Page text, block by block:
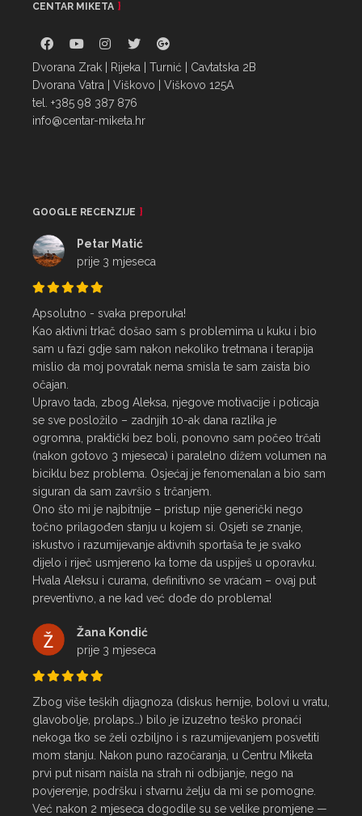
CENTAR MIKETA
Dvorana Zrak | Rijeka | Turnić | Cavtatska 2B
Dvorana Vatra | Viškovo | Viškovo 125A
tel. +385 98 387 876
info@centar-miketa.hr
GOOGLE RECENZIJE
Petar Matić
prije 3 mjeseca
Apsolutno - svaka preporuka!
Kao aktivni trkač došao sam s problemima u kuku i bio
sam u fazi gdje sam nakon nekoliko tretmana i terapija
mislio da moj povratak nema smisla te sam zaista bio
očajan.
Upravo tada, zbog Aleksa, njegove motivacije i poticaja
se sve posložilo – zadnjih 10-ak dana razlika je
ogromna, praktički bez boli, ponovno sam počeo trčati
(nakon gotovo 3 mjeseca) i paralelno dižem volumen na
biciklu bez problema. Osjećaj je fenomenalan a bio sam
siguran da sam završio s trčanjem.
Ono što mi je najbitnije – pristup nije generički nego
točno prilagođen stanju u kojem si. Osjeti se znanje,
iskustvo i razumijevanje aktivnih sportaša te je svako
dijelo i riječ usmjereno ka tome da uspiješ u oporavku.
Hvala Aleksu i curama, definitivno se vraćam – ovaj put
preventivno, a ne kad već dođe do problema!
Žana Kondić
prije 3 mjeseca
Zbog više teških dijagnoza (diskus hernije, bolovi u vratu,
glavobolje, prolaps…) bilo je izuzetno teško pronaći
nekoga tko se želi ozbiljno i s razumijevanjem posvetiti
mom stanju. Nakon puno razočaranja, u Centru Miketa
prvi put nisam naišla na strah ni odbijanje, nego na
povjerenje, podršku i stvarnu želju da mi se pomogne.
Već nakon 2 mjeseca dogodile su se velike promjene —